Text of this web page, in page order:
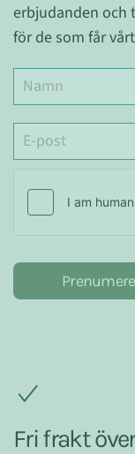
erbjudanden och
för de som får
Fri frakt